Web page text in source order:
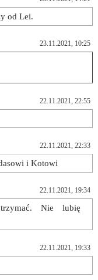
od Lei.
23.11.2021, 10:25
22.11.2021, 22:55
22.11.2021, 22:33
i Kotowi
22.11.2021, 19:34
Nie lubię
22.11.2021, 19:33